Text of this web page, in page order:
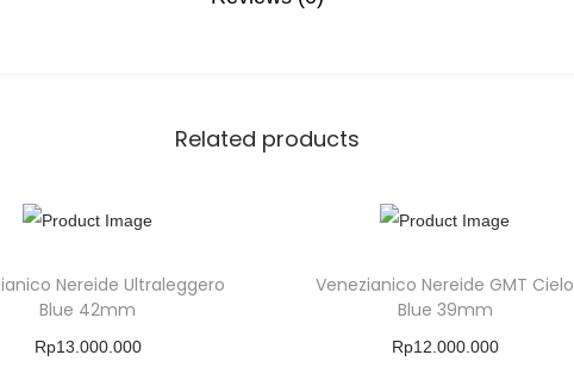
Related products
Nereide Ultraleggero
Blue 42mm
Rp13.000.000
Venezianico Nereide GMT Cielo
Blue 39mm
Rp12.000.000